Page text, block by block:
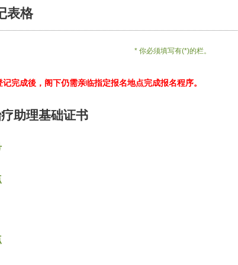
表格
* 你必须填写有(*)的栏。
记完成後，阁下仍需亲临指定报名地点完成报名程序。
助理基础证书